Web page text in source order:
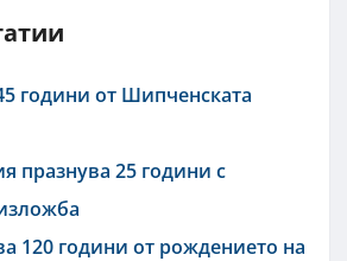
години от Шипченската
празнува 25 години с
120 години от рождението на